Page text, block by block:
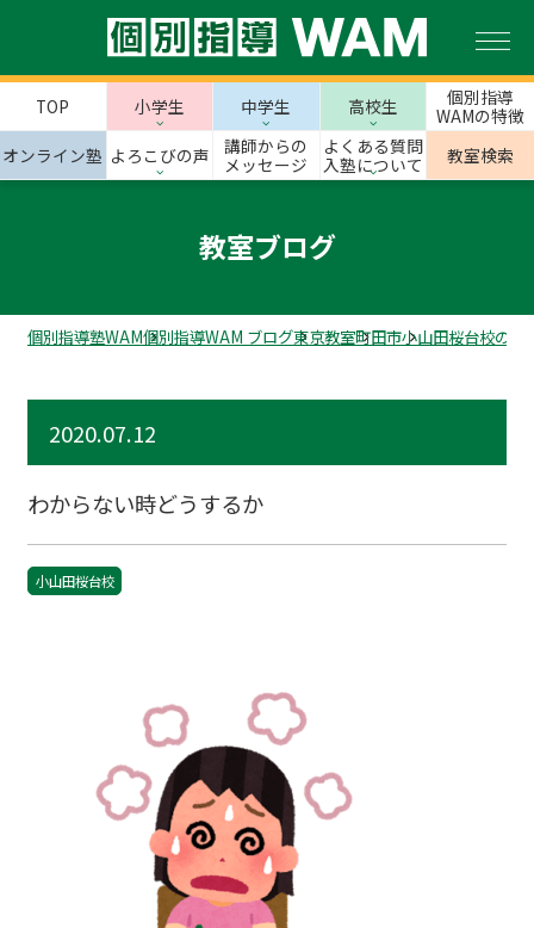
TOP 小学生 中学生 高校生
個別指導
WAMの特徴
オンライン塾 よろこびの声
講師からの
メッセージ
よくある質問
入塾について
教室検索
教室ブログ
個別指導塾WAM個別指導WAM ブログ東京教室町田市小山田桜台校のス
2020.07.12
わからない時どうするか
小山田桜台校